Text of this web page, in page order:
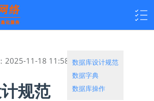
2025-11-18 11:58:59热度：1856
规范
数据库设计规范
数据字典
数据库操作